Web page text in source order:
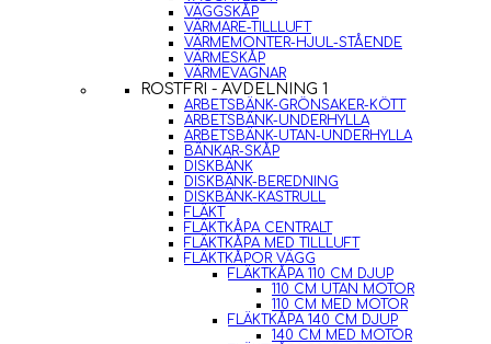
VÄGGSKÅP
VÄRMARE-TILLLUFT
VÄRMEMONTER-HJUL-STÅENDE
VÄRMESKÅP
VÄRMEVAGNAR
ROSTFRI - AVDELNING 1
ARBETSBÄNK-GRÖNSAKER-KÖTT
ARBETSBÄNK-UNDERHYLLA
ARBETSBÄNK-UTAN-UNDERHYLLA
BÄNKAR-SKÅP
DISKBÄNK
DISKBÄNK-BEREDNING
DISKBÄNK-KASTRULL
FLÄKT
FLÄKTKÅPA CENTRALT
FLÄKTKÅPA MED TILLLUFT
FLÄKTKÅPOR VÄGG
FLÄKTKÅPA 110 CM DJUP
110 CM UTAN MOTOR
110 CM MED MOTOR
FLÄKTKÅPA 140 CM DJUP
140 CM MED MOTOR